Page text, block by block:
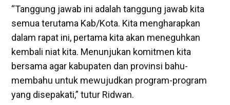
“Tanggung jawab ini adalah tanggung jawab kita
semua terutama Kab/Kota. Kita mengharapkan
dalam rapat ini, pertama kita akan meneguhkan
kembali niat kita. Menunjukan komitmen kita
bersama agar kabupaten dan provinsi bahu-
membahu untuk mewujudkan program-program
yang disepakati,” tutur Ridwan.